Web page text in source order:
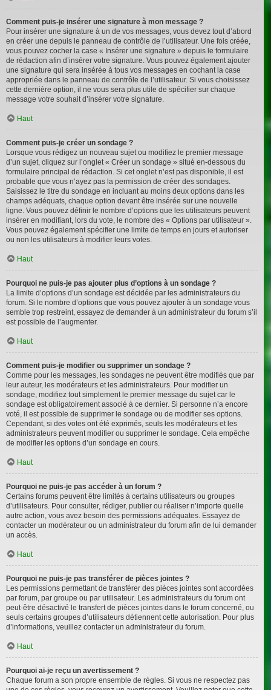
Comment puis-je insérer une signature à mon message ?
Pour insérer une signature à un de vos messages, vous devez tout d’abord
en créer une depuis le panneau de contrôle de l’utilisateur. Une fois créée,
vous pouvez cocher la case « Insérer une signature » depuis le formulaire
de rédaction afin d’insérer votre signature. Vous pouvez également ajouter
une signature qui sera insérée à tous vos messages en cochant la case
appropriée dans le panneau de contrôle de l’utilisateur. Si vous choisissez
cette dernière option, il ne vous sera plus utile de spécifier sur chaque
message votre souhait d’insérer votre signature.
Haut
Comment puis-je créer un sondage ?
Lorsque vous rédigez un nouveau sujet ou modifiez le premier message
d’un sujet, cliquez sur l’onglet « Créer un sondage » situé en-dessous du
formulaire principal de rédaction. Si cet onglet n’est pas disponible, il est
probable que vous n’ayez pas la permission de créer des sondages.
Saisissez le titre du sondage en incluant au moins deux options dans les
champs adéquats, chaque option devant être insérée sur une nouvelle
ligne. Vous pouvez définir le nombre d’options que les utilisateurs peuvent
insérer en modifiant, lors du vote, le nombre des « Options par utilisateur ».
Vous pouvez également spécifier une limite de temps en jours et autoriser
ou non les utilisateurs à modifier leurs votes.
Haut
Pourquoi ne puis-je pas ajouter plus d’options à un sondage ?
La limite d’options d’un sondage est décidée par les administrateurs du
forum. Si le nombre d’options que vous pouvez ajouter à un sondage vous
semble trop restreint, essayez de demander à un administrateur du forum s’il
est possible de l’augmenter.
Haut
Comment puis-je modifier ou supprimer un sondage ?
Comme pour les messages, les sondages ne peuvent être modifiés que par
leur auteur, les modérateurs et les administrateurs. Pour modifier un
sondage, modifiez tout simplement le premier message du sujet car le
sondage est obligatoirement associé à ce dernier. Si personne n’a encore
voté, il est possible de supprimer le sondage ou de modifier ses options.
Cependant, si des votes ont été exprimés, seuls les modérateurs et les
administrateurs peuvent modifier ou supprimer le sondage. Cela empêche
de modifier les options d’un sondage en cours.
Haut
Pourquoi ne puis-je pas accéder à un forum ?
Certains forums peuvent être limités à certains utilisateurs ou groupes
d’utilisateurs. Pour consulter, rédiger, publier ou réaliser n’importe quelle
autre action, vous avez besoin des permissions adéquates. Essayez de
contacter un modérateur ou un administrateur du forum afin de lui demander
un accès.
Haut
Pourquoi ne puis-je pas transférer de pièces jointes ?
Les permissions permettant de transférer des pièces jointes sont accordées
par forum, par groupe ou par utilisateur. Les administrateurs du forum ont
peut-être désactivé le transfert de pièces jointes dans le forum concerné, ou
seuls certains groupes d’utilisateurs détiennent cette autorisation. Pour plus
d’informations, veuillez contacter un administrateur du forum.
Haut
Pourquoi ai-je reçu un avertissement ?
Chaque forum a son propre ensemble de règles. Si vous ne respectez pas